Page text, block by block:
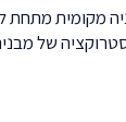
מקומית
של